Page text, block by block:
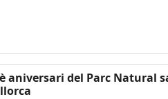
aniversari del Parc Natural